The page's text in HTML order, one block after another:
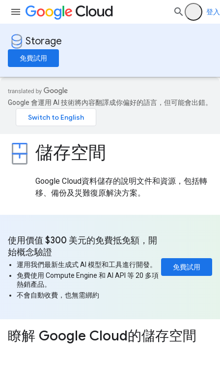
登入
Storage
免費試用
Google 會運用 AI 技術將內容翻譯成你偏好的語言，但可能會出錯。
儲存空間
Google Cloud資料儲存的說明文件和資源，包括轉
移、備份及災難復原解決方案。
免費試用
使用價值 $300 美元的免費抵免額，開
始概念驗證
運用我們最新生成式 AI 模型和工具進行開發。
免費使用 Compute Engine 和 AI API 等 20 多項
熱銷產品。
不會自動收費，也無需綁約
瞭解 Google Cloud的儲存空間